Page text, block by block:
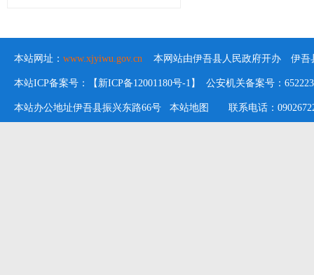
本站网址： www.xjyiwu.gov.cn 本网站由伊吾县人民政府开办 伊吾
本站ICP备案号：【新ICP备12001180号-1】 公安机关备案号：
本站办公地址伊吾县振兴东路66号 本站地图 联系电话：